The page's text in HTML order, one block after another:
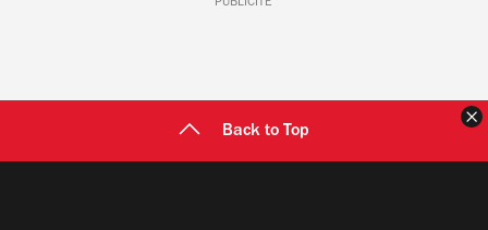
PUBLICITÉ
Back to Top